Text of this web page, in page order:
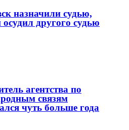
назначили судью,
другого судью
агентства по
связям
чуть больше года